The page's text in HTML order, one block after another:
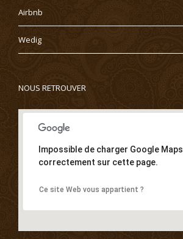
Airbnb
Wedig
NOUS RETROUVER
Impossible de charger Google Maps
correctement sur cette page.
Ce site Web vous appartient ?